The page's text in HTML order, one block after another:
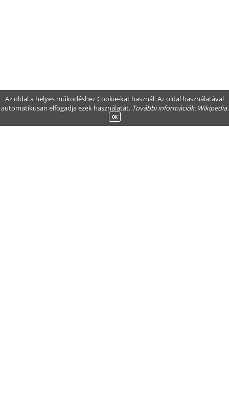
Az oldal a helyes működéshez Cookie-kat használ. Az oldal használatával
automatikusan elfogadja ezek használatát. További információk: Wikipedia.
OK